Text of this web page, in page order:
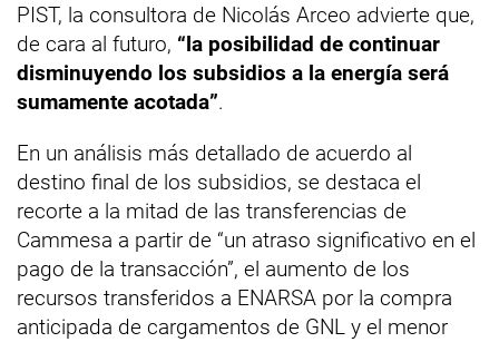
PIST, la consultora de Nicolás Arceo advierte que,
de cara al futuro, “la posibilidad de continuar
disminuyendo los subsidios a la energía será
sumamente acotada”.
En un análisis más detallado de acuerdo al
destino final de los subsidios, se destaca el
recorte a la mitad de las transferencias de
Cammesa a partir de “un atraso significativo en el
pago de la transacción”, el aumento de los
recursos transferidos a ENARSA por la compra
anticipada de cargamentos de GNL y el menor